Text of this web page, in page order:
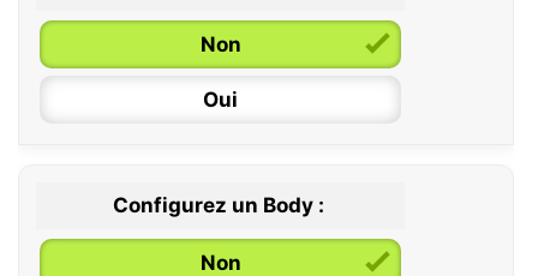
Non
Oui
Configurez un Body :
Non